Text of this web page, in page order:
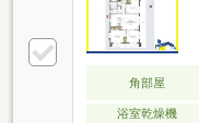
角部屋
浴室乾燥機